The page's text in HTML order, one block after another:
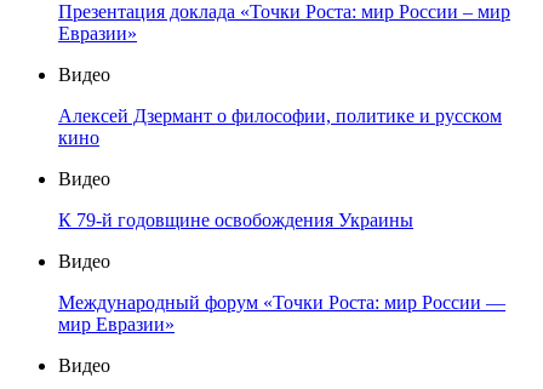
Презентация доклада «Точки Роста: мир России – мир
Евразии»
Видео
Алексей Дзермант о философии, политике и русском
кино
Видео
К 79-й годовщине освобождения Украины
Видео
Международный форум «Точки Роста: мир России —
мир Евразии»
Видео